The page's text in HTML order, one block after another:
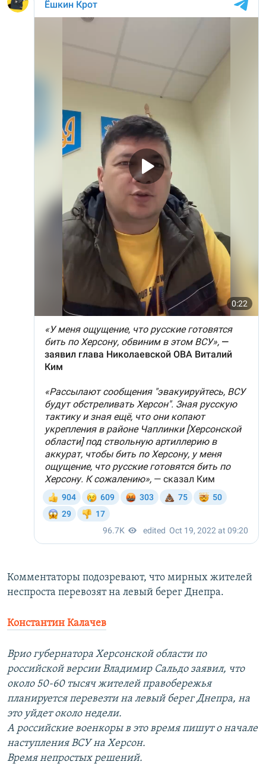
Комментаторы подозревают, что мирных жителей
неспроста перевозят на левый берег Днепра.
Константин Калачев
Врио губернатора Херсонской области по
российской версии Владимир Сальдо заявил, что
около 50-60 тысяч жителей правобережья
планируется перевезти на левый берег Днепра, на
это уйдет около недели.
А российские военкоры в это время пишут о начале
наступления ВСУ на Херсон.
Время непростых решений.